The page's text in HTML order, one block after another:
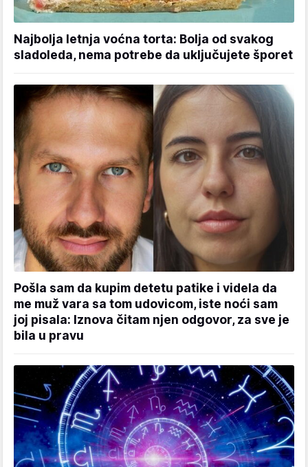
Najbolja letnja voćna torta: Bolja od svakog
sladoleda, nema potrebe da uključujete šporet
Pošla sam da kupim detetu patike i videla da
me muž vara sa tom udovicom, iste noći sam
joj pisala: Iznova čitam njen odgovor, za sve je
bila u pravu